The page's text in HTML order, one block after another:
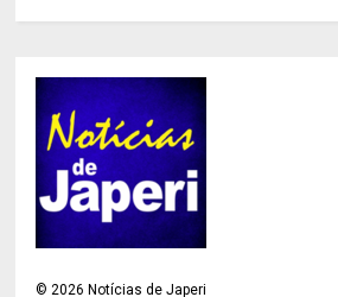
©2026 Notícias de Japeri